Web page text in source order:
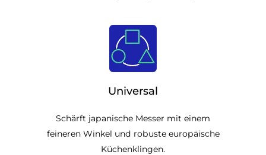
Universal
Schärft japanische Messer mit einem
feineren Winkel und robuste europäische
Küchenklingen.